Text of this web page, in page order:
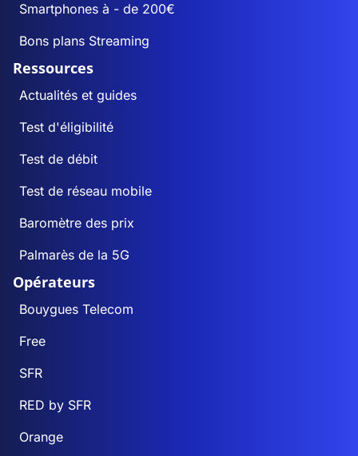
Smartphones à - de 200€
Bons plans Streaming
Ressources
Actualités et guides
Test d'éligibilité
Test de débit
Test de réseau mobile
Baromètre des prix
Palmarès de la 5G
Opérateurs
Bouygues Telecom
Free
SFR
RED by SFR
Orange